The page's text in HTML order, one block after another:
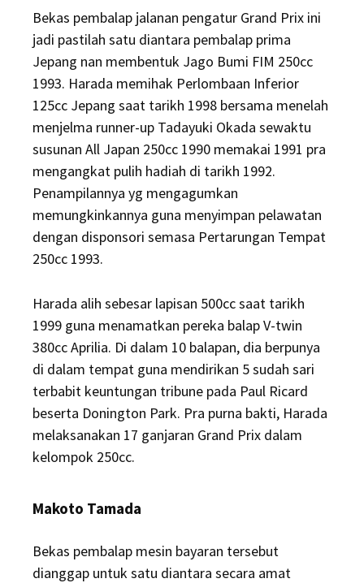
Bekas pembalap jalanan pengatur Grand Prix ini
jadi pastilah satu diantara pembalap prima
Jepang nan membentuk Jago Bumi FIM 250cc
1993. Harada memihak Perlombaan Inferior
125cc Jepang saat tarikh 1998 bersama menelah
menjelma runner-up Tadayuki Okada sewaktu
susunan All Japan 250cc 1990 memakai 1991 pra
mengangkat pulih hadiah di tarikh 1992.
Penampilannya yg mengagumkan
memungkinkannya guna menyimpan pelawatan
dengan disponsori semasa Pertarungan Tempat
250cc 1993.
Harada alih sebesar lapisan 500cc saat tarikh
1999 guna menamatkan pereka balap V-twin
380cc Aprilia. Di dalam 10 balapan, dia berpunya
di dalam tempat guna mendirikan 5 sudah sari
terbabit keuntungan tribune pada Paul Ricard
beserta Donington Park. Pra purna bakti, Harada
melaksanakan 17 ganjaran Grand Prix dalam
kelompok 250cc.
Makoto Tamada
Bekas pembalap mesin bayaran tersebut
dianggap untuk satu diantara secara amat